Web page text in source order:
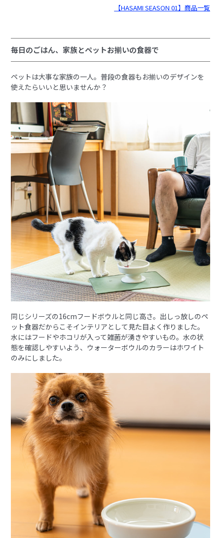
【HASAMI SEASON 01】商品一覧
毎日のごはん、家族とペットお揃いの食器で
ペットは大事な家族の一人。普段の食器もお揃いのデザインを
使えたらいいと思いませんか？
同じシリーズの16cmフードボウルと同じ高さ。出しっ放しのペ
ット食器だからこそインテリアとして見た目よく作りました。
水にはフードやホコリが入って雑菌が湧きやすいもの。水の状
態を確認しやすいよう、ウォーターボウルのカラーはホワイト
のみにしました。